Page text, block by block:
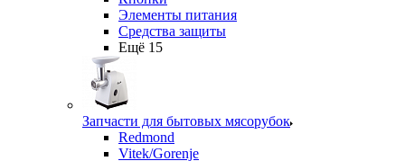
Элементы питания
Средства защиты
Ещё 15
Запчасти для бытовых мясорубок
Redmond
Vitek/Gorenje